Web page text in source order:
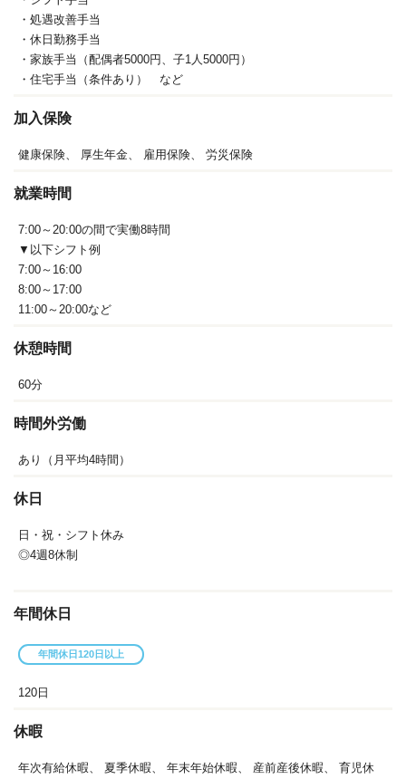
・処遇改善手当
・休日勤務手当
・家族手当（配偶者5000円、子1人5000円）
・住宅手当（条件あり） など
加入保険
健康保険、 厚生年金、 雇用保険、 労災保険
就業時間
7:00～20:00の間で実働8時間
▼以下シフト例
7:00～16:00
8:00～17:00
11:00～20:00など
休憩時間
60分
時間外労働
あり（月平均4時間）
休日
日・祝・シフト休み
◎4週8休制
年間休日
年間休日120日以上
120日
休暇
年次有給休暇、 夏季休暇、 年末年始休暇、 産前産後休暇、
育児休